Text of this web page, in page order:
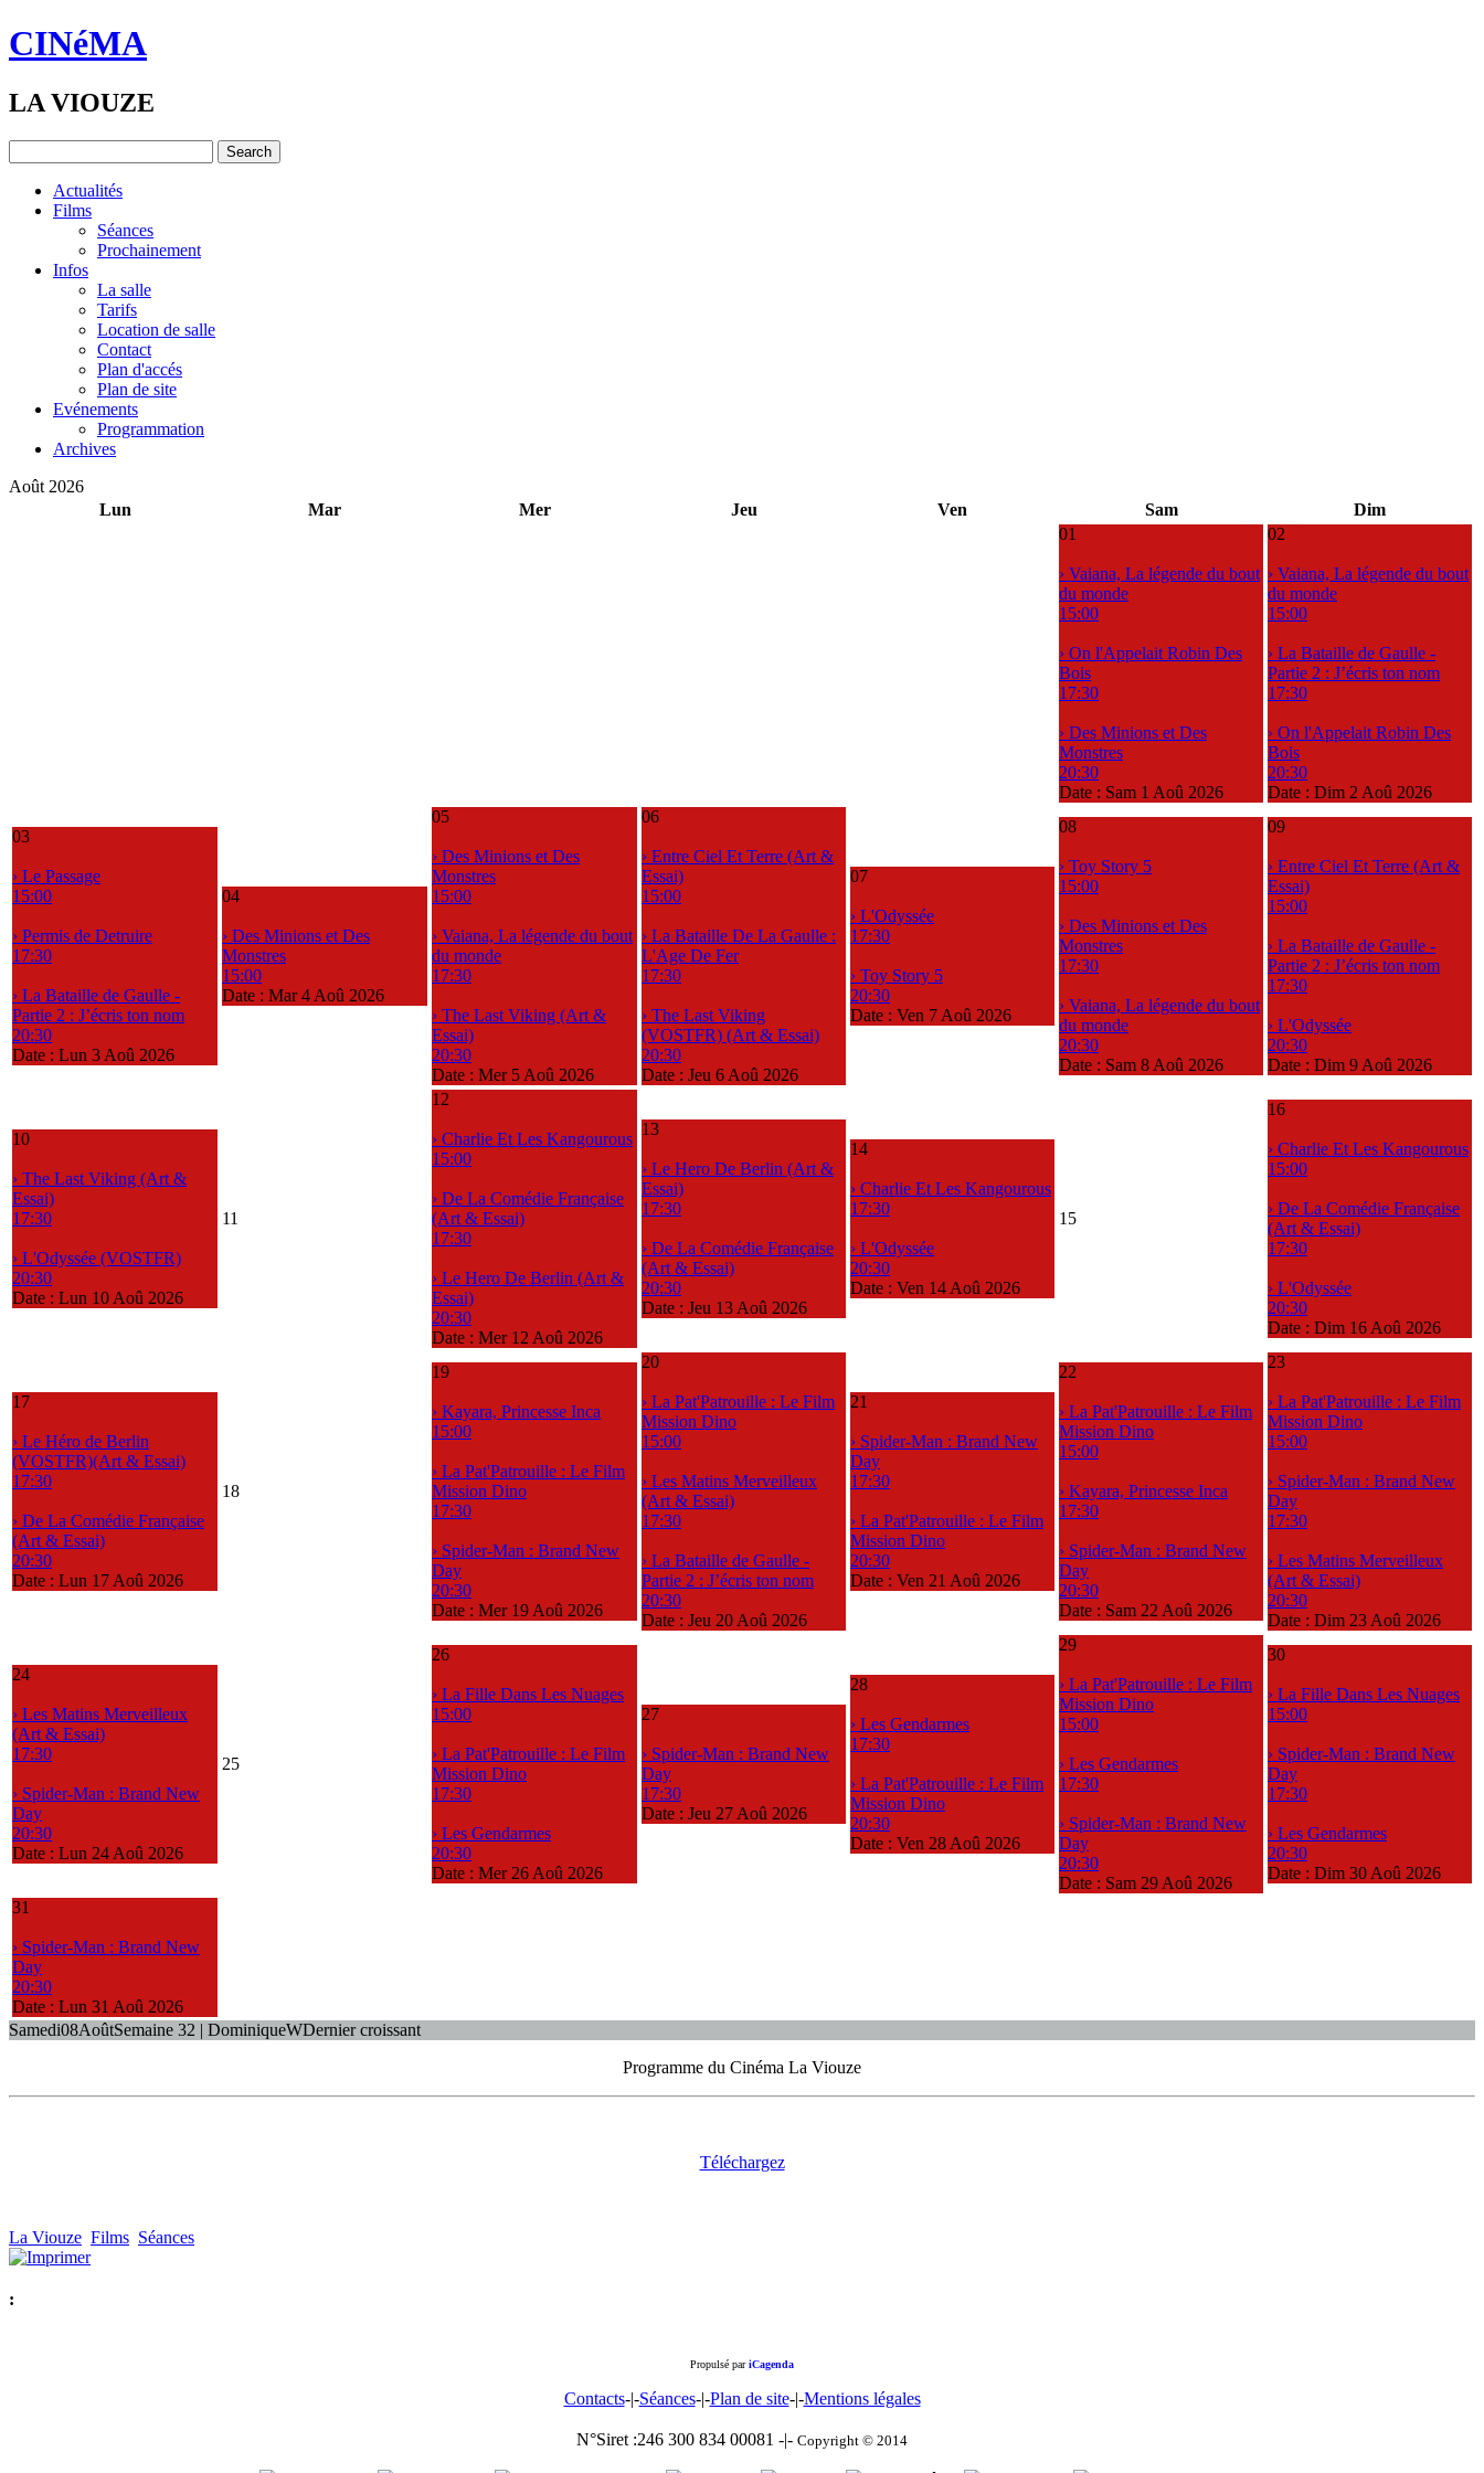
CINéMA
LA VIOUZE
Actualités
Films
Séances
Prochainement
Infos
La salle
Tarifs
Location de salle
Contact
Plan d'accés
Plan de site
Evénements
Programmation
Archives
Août 2026
Lun
Mar Mer Jeu Ven Sam
Dim
01
› Vaiana, La légende du bout
du monde
15:00
› On l'Appelait Robin Des
Bois
17:30
› Des Minions et Des
Monstres
20:30
Date : Sam 1 Aoû 2026
02
› Vaiana, La légende du bout
du monde
15:00
› La Bataille de Gaulle -
Partie 2 : J’écris ton nom
17:30
› On l'Appelait Robin Des
Bois
20:30
Date : Dim 2 Aoû 2026
03
› Le Passage
15:00
› Permis de Detruire
17:30
› La Bataille de Gaulle -
Partie 2 : J’écris ton nom
20:30
Date : Lun 3 Aoû 2026
04
› Des Minions et Des
Monstres
15:00
Date : Mar 4 Aoû 2026
05
› Des Minions et Des
Monstres
15:00
› Vaiana, La légende du bout
du monde
17:30
› The Last Viking (Art &
Essai)
20:30
Date : Mer 5 Aoû 2026
06
› Entre Ciel Et Terre (Art &
Essai)
15:00
› La Bataille De La Gaulle :
L'Age De Fer
17:30
› The Last Viking
(VOSTFR) (Art & Essai)
20:30
Date : Jeu 6 Aoû 2026
07
› L'Odyssée
17:30
› Toy Story 5
20:30
Date : Ven 7 Aoû 2026
08
› Toy Story 5
15:00
› Des Minions et Des
Monstres
17:30
› Vaiana, La légende du bout
du monde
20:30
Date : Sam 8 Aoû 2026
09
› Entre Ciel Et Terre (Art &
Essai)
15:00
› La Bataille de Gaulle -
Partie 2 : J’écris ton nom
17:30
› L'Odyssée
20:30
Date : Dim 9 Aoû 2026
10
› The Last Viking (Art &
Essai)
17:30
› L'Odyssée (VOSTFR)
20:30
Date : Lun 10 Aoû 2026
11
12
› Charlie Et Les Kangourous
15:00
› De La Comédie Française
(Art & Essai)
17:30
› Le Hero De Berlin (Art &
Essai)
20:30
Date : Mer 12 Aoû 2026
13
› Le Hero De Berlin (Art &
Essai)
17:30
› De La Comédie Française
(Art & Essai)
20:30
Date : Jeu 13 Aoû 2026
14
› Charlie Et Les Kangourous
17:30
› L'Odyssée
20:30
Date : Ven 14 Aoû 2026
15
16
› Charlie Et Les Kangourous
15:00
› De La Comédie Française
(Art & Essai)
17:30
› L'Odyssée
20:30
Date : Dim 16 Aoû 2026
17
› Le Héro de Berlin
(VOSTFR)(Art & Essai)
17:30
› De La Comédie Française
(Art & Essai)
20:30
Date : Lun 17 Aoû 2026
18
19
› Kayara, Princesse Inca
15:00
› La Pat'Patrouille : Le Film
Mission Dino
17:30
› Spider-Man : Brand New
Day
20:30
Date : Mer 19 Aoû 2026
20
› La Pat'Patrouille : Le Film
Mission Dino
15:00
› Les Matins Merveilleux
(Art & Essai)
17:30
› La Bataille de Gaulle -
Partie 2 : J’écris ton nom
20:30
Date : Jeu 20 Aoû 2026
21
› Spider-Man : Brand New
Day
17:30
› La Pat'Patrouille : Le Film
Mission Dino
20:30
Date : Ven 21 Aoû 2026
22
› La Pat'Patrouille : Le Film
Mission Dino
15:00
› Kayara, Princesse Inca
17:30
› Spider-Man : Brand New
Day
20:30
Date : Sam 22 Aoû 2026
23
› La Pat'Patrouille : Le Film
Mission Dino
15:00
› Spider-Man : Brand New
Day
17:30
› Les Matins Merveilleux
(Art & Essai)
20:30
Date : Dim 23 Aoû 2026
24
› Les Matins Merveilleux
(Art & Essai)
17:30
› Spider-Man : Brand New
Day
20:30
Date : Lun 24 Aoû 2026
25
26
› La Fille Dans Les Nuages
15:00
› La Pat'Patrouille : Le Film
Mission Dino
17:30
› Les Gendarmes
20:30
Date : Mer 26 Aoû 2026
27
› Spider-Man : Brand New
Day
17:30
Date : Jeu 27 Aoû 2026
28
› Les Gendarmes
17:30
› La Pat'Patrouille : Le Film
Mission Dino
20:30
Date : Ven 28 Aoû 2026
29
› La Pat'Patrouille : Le Film
Mission Dino
15:00
› Les Gendarmes
17:30
› Spider-Man : Brand New
Day
20:30
Date : Sam 29 Aoû 2026
30
› La Fille Dans Les Nuages
15:00
› Spider-Man : Brand New
Day
17:30
› Les Gendarmes
20:30
Date : Dim 30 Aoû 2026
31
› Spider-Man : Brand New
Day
20:30
Date : Lun 31 Aoû 2026
Samedi08AoûtSemaine 32 | DominiqueWDernier croissant
Programme du Cinéma La Viouze
Téléchargez
La Viouze Films Séances
:
Propulsé pariCagenda
Contacts-|-Séances-|-Plan de site-|-Mentions légales
N°Siret :246 300 834 00081 -|- Copyright © 2014